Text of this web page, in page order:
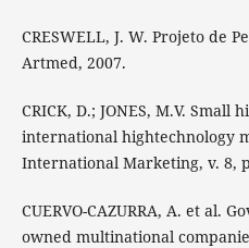
CRESWELL, J. W. Projeto de
Artmed, 2007.
CRICK, D.; JONES, M.V.
international hightechnology
International Marketing, v. 8,
CUERVO-CAZURRA, A. et al.
owned multinational